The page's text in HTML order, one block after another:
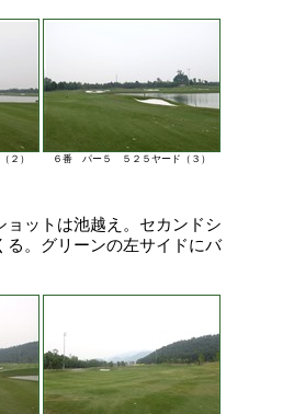
６番 パー５ ５２５ヤード（３）
２）
ットは池越え。セカンドシ
る。グリーンの左サイドにバ